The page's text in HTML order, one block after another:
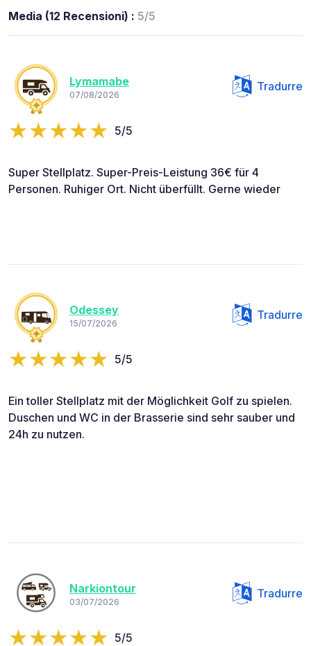
Media (12 Recensioni) : 5/5
Lymamabe
07/08/2026
Tradurre
5/5
Super Stellplatz. Super-Preis-Leistung 36€ für 4
Personen. Ruhiger Ort. Nicht überfüllt. Gerne wieder
Odessey
15/07/2026
Tradurre
5/5
Ein toller Stellplatz mit der Möglichkeit Golf zu spielen.
Duschen und WC in der Brasserie sind sehr sauber und
24h zu nutzen.
Narkiontour
03/07/2026
Tradurre
5/5